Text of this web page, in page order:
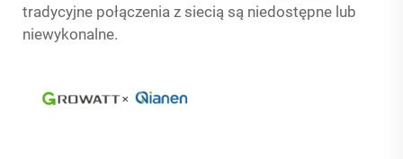
tradycyjne połączenia z siecią są niedostępne lub
niewykonalne.